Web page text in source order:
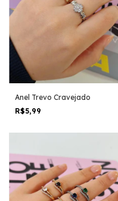
Anel Trevo Cravejado
R$5,99